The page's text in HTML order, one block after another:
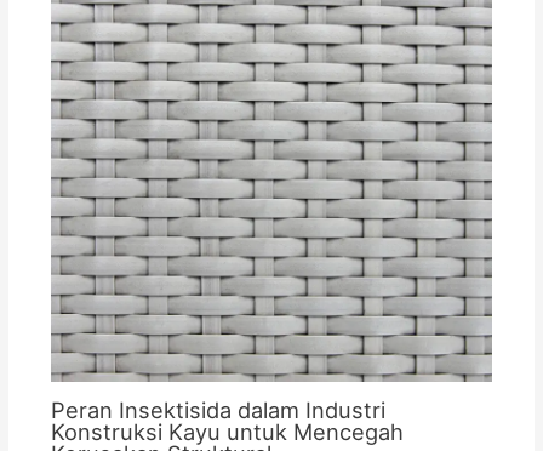
Peran Insektisida dalam Industri
Konstruksi Kayu untuk Mencegah